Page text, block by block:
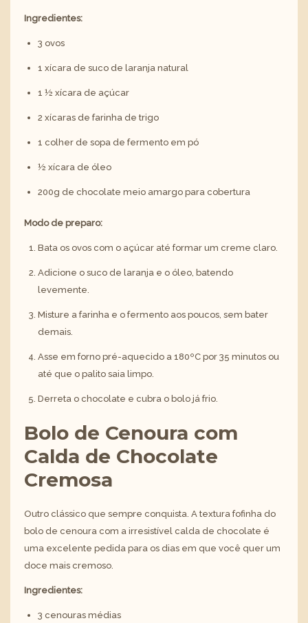
Ingredientes:
3 ovos
1 xícara de suco de laranja natural
1 ½ xícara de açúcar
2 xícaras de farinha de trigo
1 colher de sopa de fermento em pó
½ xícara de óleo
200g de chocolate meio amargo para cobertura
Modo de preparo:
Bata os ovos com o açúcar até formar um creme claro.
Adicione o suco de laranja e o óleo, batendo
levemente.
Misture a farinha e o fermento aos poucos, sem bater
demais.
Asse em forno pré-aquecido a 180ºC por 35 minutos ou
até que o palito saia limpo.
Derreta o chocolate e cubra o bolo já frio.
Bolo de Cenoura com
Calda de Chocolate
Cremosa
Outro clássico que sempre conquista. A textura fofinha do
bolo de cenoura com a irresistível calda de chocolate é
uma excelente pedida para os dias em que você quer um
doce mais cremoso.
Ingredientes:
3 cenouras médias